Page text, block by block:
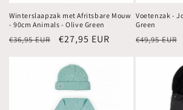
Winterslaapzak met Afritsbare Mouw
- 90cm Animals - Olive Green
Normale
€36,95 EUR Aanbiedingsprijs
€27,95 EUR
Voetenzak -
Green
Normale
€49,95 EUR